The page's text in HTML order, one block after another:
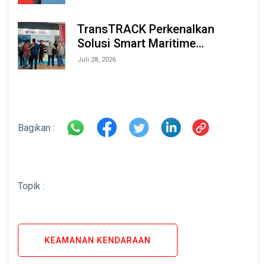
TransTRACK Perkenalkan
Solusi Smart Maritime
Monitoring Berbasis AI dan IoT
Juli 28, 2026
Bagikan :
Topik :
KEAMANAN KENDARAAN